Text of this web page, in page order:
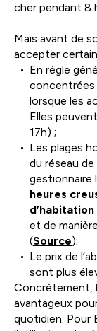
cher pendant 8
Mais avant de
accepter
En règle
concentrées
lorsque les
Elles
17h) ;
Les plages
du réseau
gestionnaire
heures
d’habitation
et de
(Source);
Le prix de
sont plus
Concrètement,
avantageux
quotidien. Pour